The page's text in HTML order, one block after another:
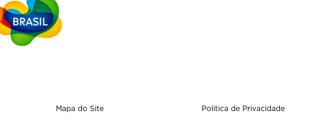
Mapa do Site Politica de Privacidade